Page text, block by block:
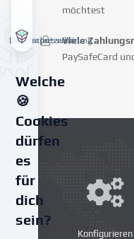
möchtest
Viele
PaySafeCard
Konfigurieren
Datenschutzerklärung
Impressum
Welche
🍪
Cookies
dürfen
es
für
dich
sein?